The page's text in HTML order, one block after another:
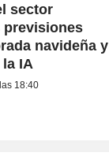
sector
previsiones
navideña y
IA
18:40